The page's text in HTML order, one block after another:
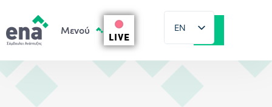
LIVE
EN
EL